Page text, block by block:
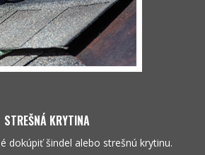
STREŠNÁ KRYTINA
dokúpiť šindel alebo strešnú krytinu.